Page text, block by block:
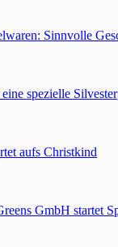
Sinnvolle
spezielle
aufs Christkind
GmbH startet